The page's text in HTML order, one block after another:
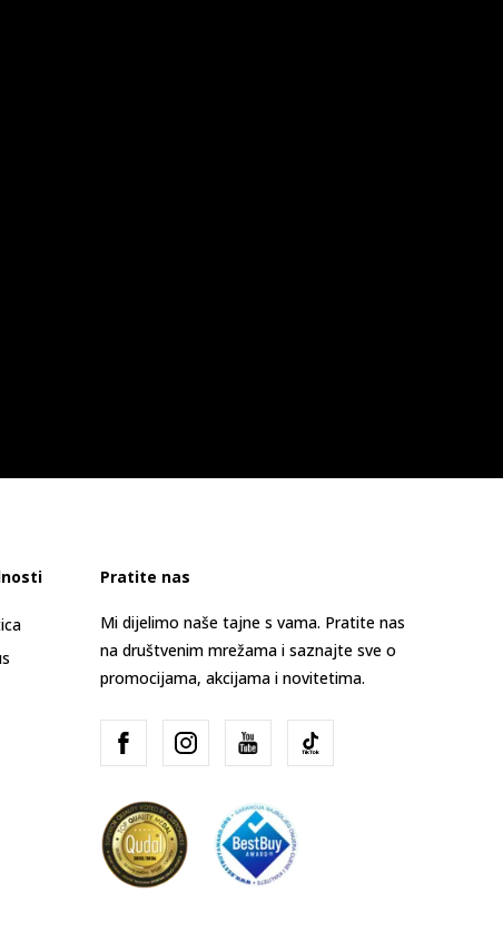
Pratite nas
Mi dijelimo naše tajne s vama. Pratite nas
na društvenim mrežama i saznajte sve o
promocijama, akcijama i novitetima.